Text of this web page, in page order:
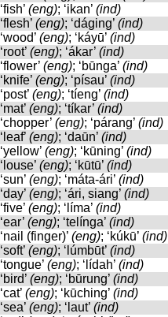
‘fish’ (eng); ‘ikan’ (ind)
‘flesh’ (eng); ‘dáging’ (ind)
‘wood’ (eng); ‘káyū’ (ind)
‘root’ (eng); ‘ákar’ (ind)
‘flower’ (eng); ‘būnga’ (ind)
‘knife’ (eng); ‘písau’ (ind)
‘post’ (eng); ‘tíeng’ (ind)
‘mat’ (eng); ‘tíkar’ (ind)
‘chopper’ (eng); ‘párang’ (ind)
‘leaf’ (eng); ‘daūn’ (ind)
‘yellow’ (eng); ‘kūning’ (ind)
‘louse’ (eng); ‘kūtū’ (ind)
‘sun’ (eng); ‘máta-ári’ (ind)
‘day’ (eng); ‘ári, siang’ (ind)
‘five’ (eng); ‘líma’ (ind)
‘ear’ (eng); ‘telínga’ (ind)
‘nail (finger)’ (eng); ‘kúkū’ (ind)
‘soft’ (eng); ‘lúmbūt’ (ind)
‘tongue’ (eng); ‘lídah’ (ind)
‘bird’ (eng); ‘būrung’ (ind)
‘cat’ (eng); ‘kūching’ (ind)
‘sea’ (eng); ‘laut’ (ind)